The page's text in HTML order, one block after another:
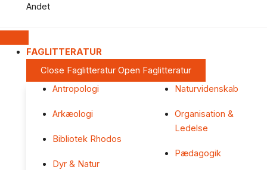
Andet
FAGLITTERATUR
Close Faglitteratur Open Faglitteratur
Antropologi
Arkæologi
Bibliotek Rhodos
Dyr & Natur
Naturvidenskab
Organisation &
Ledelse
Pædagogik